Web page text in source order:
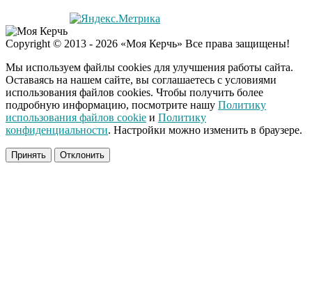
Copyright © 2013 - 2026 «Моя Керчь» Все права защищены!
Мы используем файлы cookies для улучшения работы сайта.
Оставаясь на нашем сайте, вы соглашаетесь с условиями
использования файлов cookies. Чтобы получить более
подробную информацию, посмотрите нашу Политику
использования файлов cookie и Политику
конфиденциальности. Настройки можно изменить в браузере.
Принять Отклонить